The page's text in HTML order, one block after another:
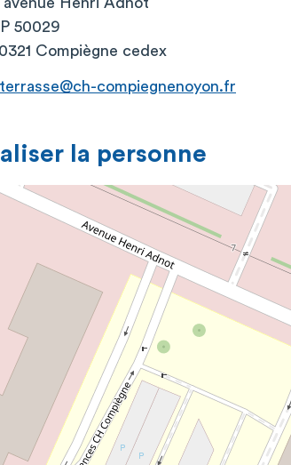
50029
Compiègne cedex
compiegnenoyon.fr
la personne